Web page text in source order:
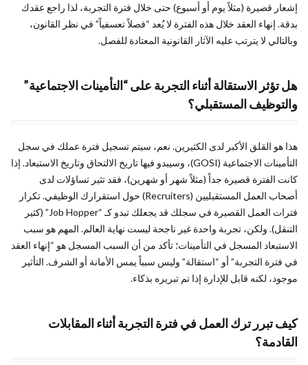
إشعار قصيرة (مثلاً يوم أو أسبوع) حتى خلال فترة التجربة، لذا راجع عقدك
بدقة. إنهاء العقد خلال هذه الفترة لا يُعد “فصلاً تعسفياً” في نظر القانون،
وبالتالي لا يترتب عليه الآثار القانونية المعتادة للفصل.
هل تؤثر الاستقالة أثناء التجربة على “التأمينات الاجتماعية”
والتوظيف المستقبلي؟
هذا هو القلق الأكبر لدى الكثيرين. نعم، سيتم تسجيل فترة عملك في سجل
التأمينات الاجتماعية (GOSI)، وسيبدو فيها تاريخ الالتحاق وتاريخ الاستبعاد. إذا
كانت الفترة قصيرة جداً (مثلاً شهر أو شهرين)، فقد تثير تساؤلات لدى
أصحاب العمل المستقبليين (Recruiters) حول استقرارك الوظيفي. تكرار
فترات العمل القصيرة في سجلك قد يجعلك تبدو كـ “Job Hopper” (كثير
التنقل). ولكن، تجربة واحدة غير ناجحة ليست نهاية العالم. المهم هو سبب
الاستبعاد المسجل في التأمينات؛ تأكد من أن السبب المسجل هو “إنهاء العقد
في فترة التجربة” أو “استقالة” وليس سبباً يمس الأمانة أو الشرف. التأثير
موجود، لكنه قابل للإدارة إذا تم تبريره بذكاء.
كيف تبرر ترك العمل في فترة التجربة أثناء المقابلات
القادمة؟